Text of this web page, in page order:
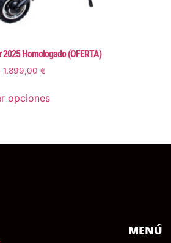
2025 Homologado (OFERTA)
1.899,00 €
opciones
MENÚ